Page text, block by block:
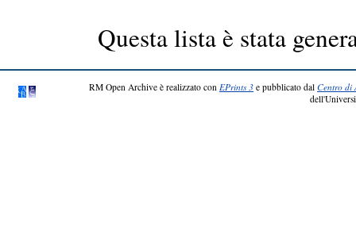
Questa lista è stata
RM Open Archive è realizzato con EPrints 3 e pubblicato dal Centro di